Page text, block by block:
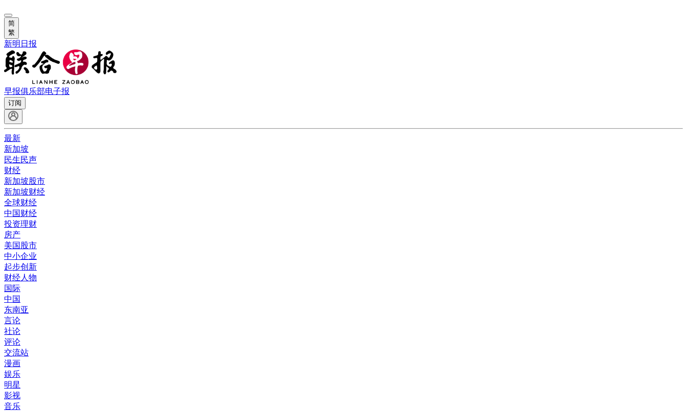
简
繁
新明日报
早报俱乐部电子报
订阅
最新
新加坡
民生民声
财经
新加坡股市
新加坡财经
全球财经
中国财经
投资理财
房产
美国股市
中小企业
起步创新
财经人物
国际
中国
东南亚
言论
社论
评论
交流站
漫画
娱乐
明星
影视
音乐